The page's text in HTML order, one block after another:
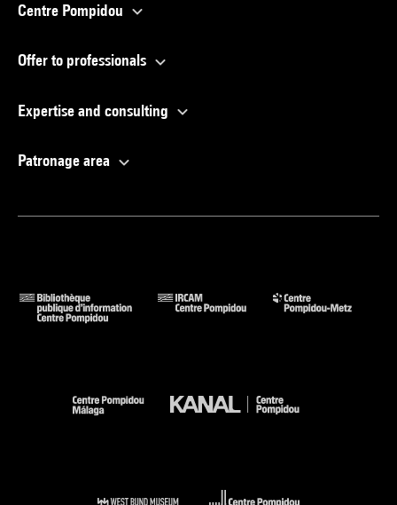
Centre Pompidou
Offer to professionals
Expertise and consulting
Patronage area